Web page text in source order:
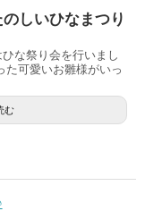
のしいひなまつり
な祭り会を行いまし
た可愛いお雛様がいっ
む